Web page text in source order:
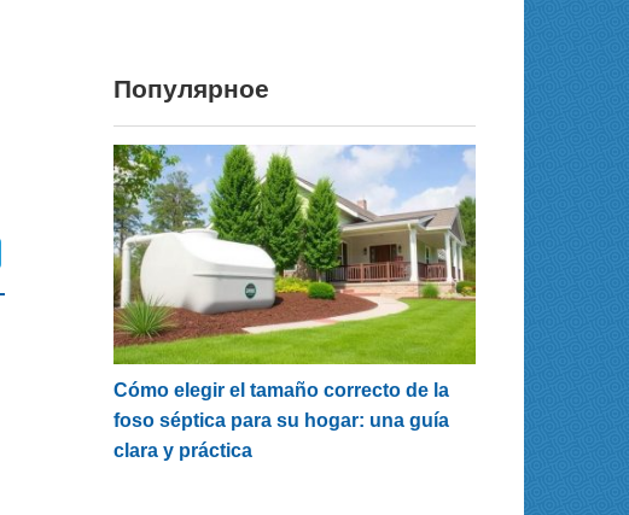
Популярное
Cómo elegir el tamaño correcto de la
foso séptica para su hogar: una guía
clara y práctica